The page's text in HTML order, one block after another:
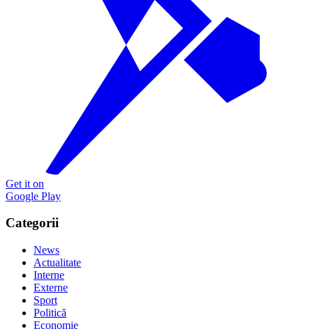
Get it on
Google Play
Categorii
News
Actualitate
Interne
Externe
Sport
Politică
Economie